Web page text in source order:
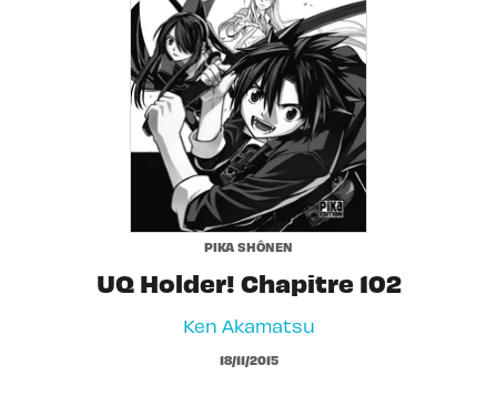
PIKA SHÔNEN
UQ Holder! Chapitre 102
Ken Akamatsu
18/11/2015